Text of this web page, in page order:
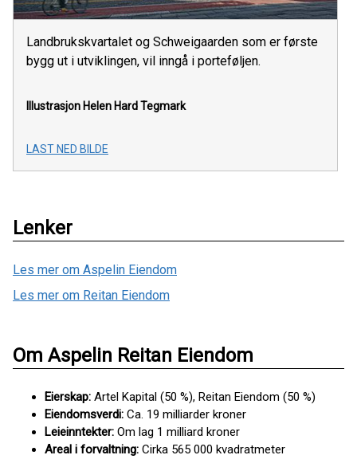
Landbrukskvartalet og Schweigaarden som er første
bygg ut i utviklingen, vil inngå i porteføljen.
Illustrasjon Helen Hard Tegmark
LAST NED BILDE
Lenker
Les mer om Aspelin Eiendom
Les mer om Reitan Eiendom
Om Aspelin Reitan Eiendom
Eierskap: Artel Kapital (50 %), Reitan Eiendom (50 %)
Eiendomsverdi: Ca. 19 milliarder kroner
Leieinntekter: Om lag 1 milliard kroner
Areal i forvaltning: Cirka 565 000 kvadratmeter